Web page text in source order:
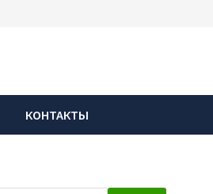
КОНТАКТЫ